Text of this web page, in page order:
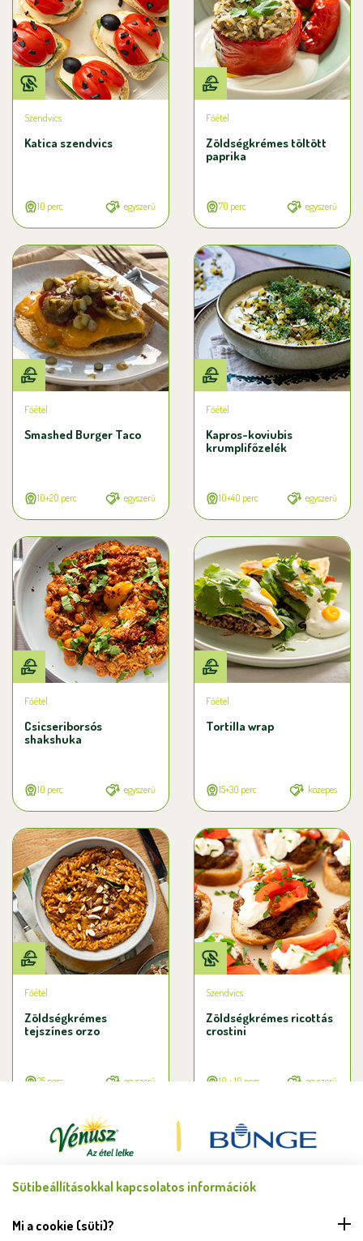
Sütibeállításokkal kapcsolatos információk
Mi a cookie (süti)?
Szendvics
Katica szendvics
10 perc egyszerű
Főétel
Zöldségkrémes töltött
paprika
70 perc egyszerű
Főétel
Smashed Burger Taco
10+20 perc egyszerű
Főétel
Kapros-koviubis
krumplifőzelék
10+40 perc egyszerű
Főétel
Csicseriborsós
shakshuka
10 perc egyszerű
Főétel
Tortilla wrap
15+30 perc közepes
Főétel
Zöldségkrémes
tejszínes orzo
25 perc egyszerű
Szendvics
Zöldségkrémes ricottás
crostini
10 + 10 perc egyszerű
Minden jog fenntartva © Bunge Zrt. 2026.
ADATKEZELÉSI TÁJÉKOZTATÓ